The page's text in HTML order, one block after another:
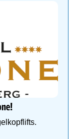
heiter 26%